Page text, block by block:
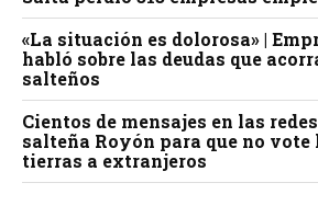
«La situación es dolorosa» |
habló sobre las deudas que
salteños
Cientos de mensajes en las
salteña Royón para que no vote
tierras a extranjeros